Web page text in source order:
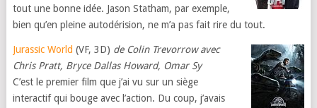
tout une bonne idée. Jason Statham, par exemple,
bien qu’en pleine autodérision, ne m’a pas fait rire du tout.
Jurassic World (VF, 3D) de Colin Trevorrow avec
Chris Pratt, Bryce Dallas Howard, Omar Sy
C’est le premier film que j’ai vu sur un siège
interactif qui bouge avec l’action. Du coup, j’avais